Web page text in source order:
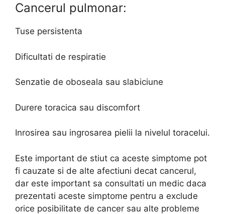
Cancerul pulmonar:
Tuse persistenta
Dificultati de respiratie
Senzatie de oboseala sau slabiciune
Durere toracica sau discomfort
Inrosirea sau ingrosarea pielii la nivelul toracelui.
Este important de stiut ca aceste simptome pot
fi cauzate si de alte afectiuni decat cancerul,
dar este important sa consultati un medic daca
prezentati aceste simptome pentru a exclude
orice posibilitate de cancer sau alte probleme